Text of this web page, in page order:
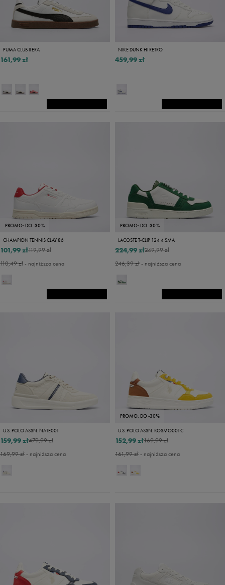
PUMA CLUB II ERA
161,99 zł
NIKE DUNK HI RETRO
459,99 zł
PROMO: DO -30%
CHAMPION TENNIS CLAY 86
119,99 zł
101,99 zł
110,49 zł- najniższa cena
PROMO: DO -30%
LACOSTE T-CLIP 124 4 SMA
249,99 zł
224,99 zł
246,39 zł- najniższa cena
U.S. POLO ASSN. NATE001
479,99 zł
159,99 zł
169,99 zł- najniższa cena
PROMO: DO -30%
U.S. POLO ASSN. KOSMO001C
169,99 zł
152,99 zł
161,99 zł- najniższa cena